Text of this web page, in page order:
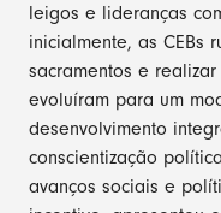
leigos e lideranças
inicialmente, as CEBs
sacramentos e
evoluíram para um
desenvolvimento
conscientização
avanços sociais e